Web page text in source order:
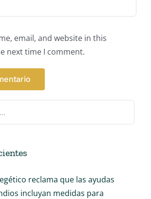
email, and website in this
next time I comment.
reclama que las ayudas
incluyan medidas para